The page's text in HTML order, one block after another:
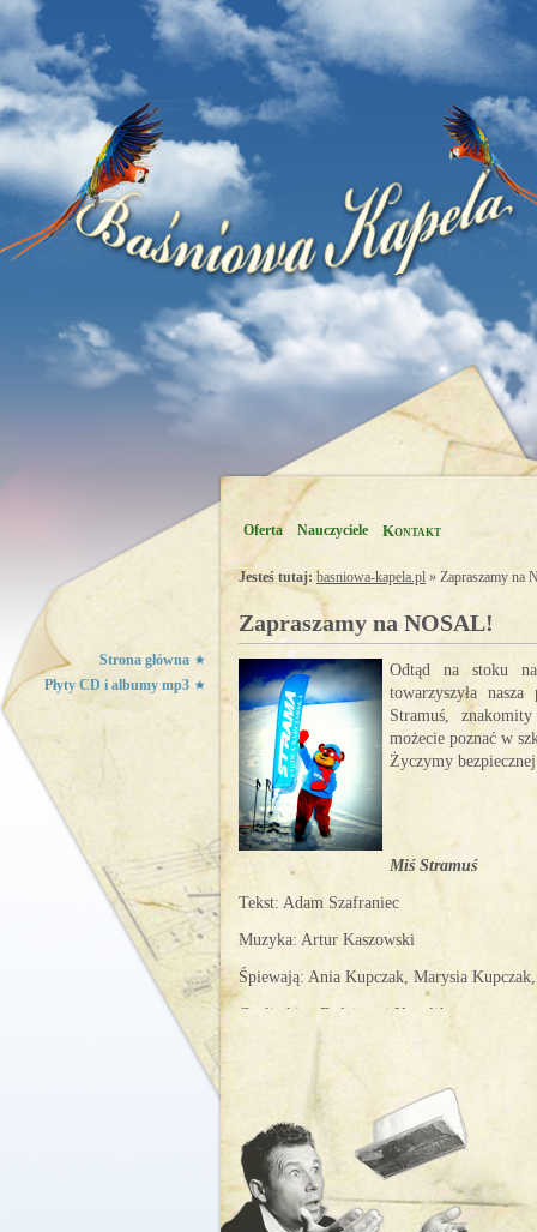
Oferta Nauczyciele Kontakt
Strona główna
Płyty CD i albumy mp3
Jesteś tutaj: basniowa-kapela.pl » Zapraszamy na
Zapraszamy na NOSAL!
Odtąd na stoku
towarzyszyła
Stramuś,
możecie poznać w
Życzymy
Miś Stramuś
Tekst: Adam Szafraniec
Muzyka: Artur Kaszowski
Śpiewają: Ania Kupczak, Marysia
Czyli ekipa Baśniowej Kapeli!
Miłego słuchania!
Dodaj komentarz
Imię